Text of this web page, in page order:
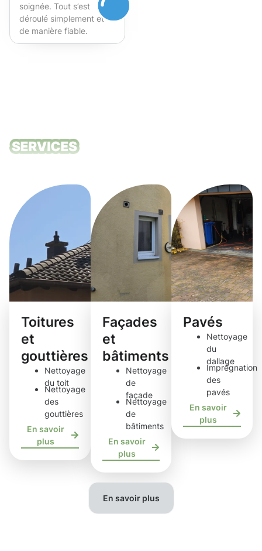
soignée. Tout s’est
déroulé simplement et
de manière fiable.
Fortement recommandé !
Toitures
et
gouttières
Nettoyage
du toit
Nettoyage
des
gouttières
En savoir
plus
Façades
et
bâtiments
Nettoyage
de
façade
Nettoyage
de
bâtiments
En savoir
plus
Pavés
Nettoyage
du
dallage
Imprégnation
des
pavés
En savoir
plus
En savoir plus